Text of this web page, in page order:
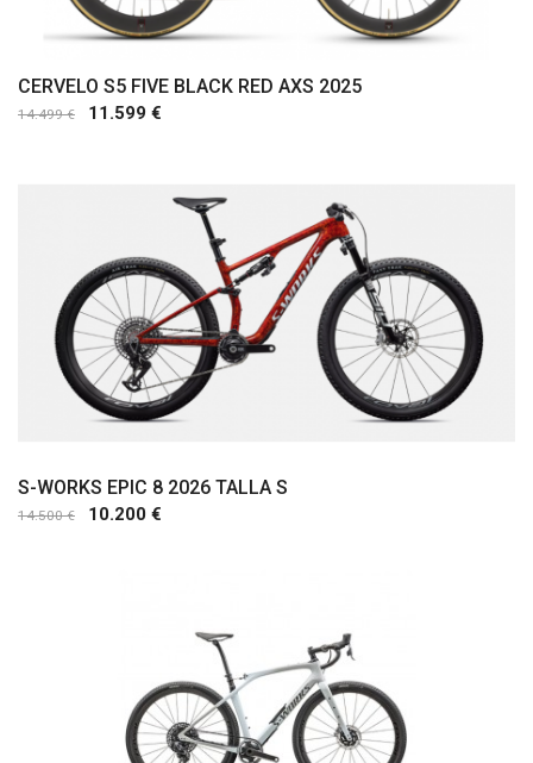
CERVELO S5 FIVE BLACK RED AXS 2025
14.499 € 11.599 €
S-WORKS EPIC 8 2026 TALLA S
14.500 € 10.200 €